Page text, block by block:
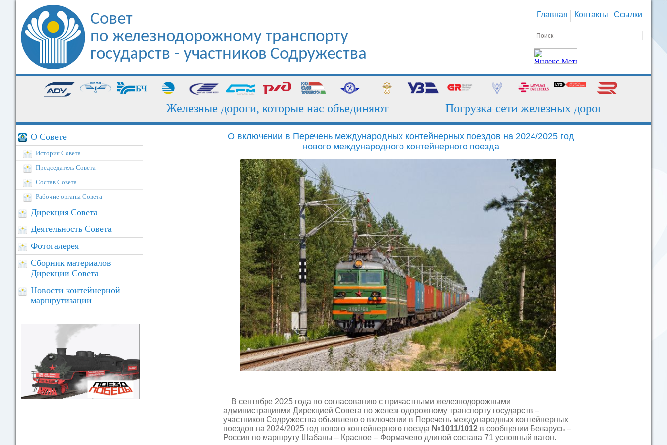
Совет
по железнодорожному транспорту
государств - участников Содружества
Главная Контакты Ссылки
Железные дороги, которые нас объединяют Погрузка сети железных дорог за июль - 130,7
О Совете
История Совета
Председатель Совета
Состав Совета
Рабочие органы Совета
Дирекция Совета
Деятельность Совета
Фотогалерея
Сборник материалов
Дирекции Совета
Новости контейнерной
маршрутизации
О включении в Перечень международных контейнерных поездов на 2024/2025 год
нового международного контейнерного поезда
В сентябре 2025 года по согласованию с причастными железнодорожными
администрациями Дирекцией Совета по железнодорожному транспорту государств –
участников Содружества объявлено о включении в Перечень международных контейнерных
поездов на 2024/2025 год нового контейнерного поезда №1011/1012 в сообщении Беларусь –
Россия по маршруту Шабаны – Красное – Формачево длиной состава 71 условный вагон.